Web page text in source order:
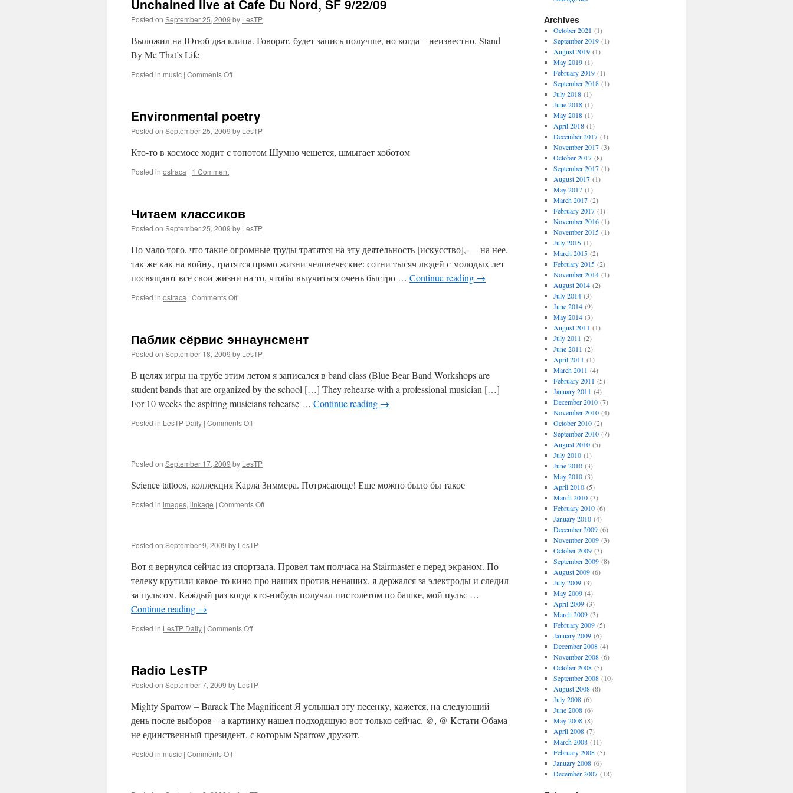
Unchained live at Cafe Du Nord, SF 9/22/09
Posted on September 25, 2009 by LesTP
Выложил на Ютюб два клипа. Говорят, будет запись получше, но когда – неизвестно. Stand
By Me That’s Life
Posted in music | Comments Offon
Cafe
Du
Nord,
9/22/09
Environmental poetry
Posted on September 25, 2009 by LesTP
Кто-то в космосе ходит с топотом Шумно чешется, шмыгает хоботом
Posted in ostraca | 1 Comment
Читаем классиков
Posted on September 25, 2009 by LesTP
Но мало того, что такие огромные труды тратятся на эту деятельность [искусство], — на нее,
так же как на войну, тратятся прямо жизни человеческие: сотни тысяч людей с молодых лет
посвящают все свои жизни на то, чтобы выучиться очень быстро … Continue reading →
Posted in ostraca | Comments Offon
Паблик сёрвис эннаунсмент
Posted on September 18, 2009 by LesTP
В целях игры на трубе этим летом я записался в band class (Blue Bear Band Workshops are
student bands that are organized by the school […] They rehearse with a professional musician […]
For 10 weeks the aspiring musicians rehearse … Continue reading →
Posted in LesTP Daily | Comments Offon
Posted on September 17, 2009 by LesTP
Science tattoos, коллекция Карла Зиммера. Потрясающе! Еще можно было бы такое
Posted in images, linkage | Comments Offon
Posted on September 9, 2009 by LesTP
Вот я вернулся сейчас из спортзала. Провел там полчаса на Stairmaster-е перед экраном. По
телеку крутили какое-то кино про наших против ненаших, я держался за электроды и следил
за пульсом. Каждый раз когда кто-нибудь получал пистолетом по башке, мой пульс …
Continue reading →
Posted in LesTP Daily | Comments Offon
Radio LesTP
Posted on September 7, 2009 by LesTP
Mighty Sparrow – Barack The Magnificent Я услышал эту песенку, кажется, на следующий
день после выборов – а картинку нашел подходящую вот только сейчас. @, @ Kстати Обама
не единственный президент, с которым Sparrow дружит.
Posted in music | Comments Offon
Archives
October 2021 (1)
September 2019(1)
August 2019(1)
May 2019(1)
February 2019(1)
September 2018(1)
July 2018(1)
June 2018(1)
May 2018(1)
April 2018(1)
December 2017(1)
November 2017(3)
October 2017(8)
September 2017(1)
August 2017(1)
May 2017(1)
March 2017(2)
February 2017(1)
November 2016(1)
November 2015(1)
July 2015(1)
March 2015(2)
February 2015(2)
November 2014(1)
August 2014(2)
July 2014(3)
June 2014(9)
May 2014(3)
August 2011 (1)
July 2011 (2)
June 2011 (2)
April 2011 (1)
March 2011 (4)
February 2011 (5)
January 2011 (4)
December 2010(7)
November 2010(4)
October 2010(2)
September 2010(7)
August 2010(5)
July 2010(1)
June 2010(3)
May 2010(3)
April 2010(5)
March 2010(3)
February 2010(6)
January 2010(4)
December 2009(6)
November 2009(3)
October 2009(3)
September 2009(8)
August 2009(6)
July 2009(3)
May 2009(4)
April 2009(3)
March 2009(3)
February 2009(5)
January 2009(6)
December 2008(4)
November 2008(6)
October 2008(5)
September 2008(10)
August 2008(8)
July 2008(6)
June 2008(6)
May 2008(8)
April 2008(7)
March 2008(11)
February 2008(5)
January 2008(6)
December 2007(18)